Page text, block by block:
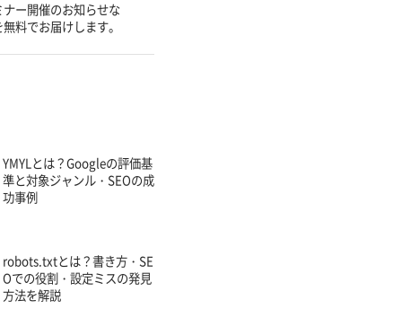
ー開催のお知らせな
料でお届けします。
YMYLとは？Googleの評価基
準と対象ジャンル・SEOの成
功事例
robots.txtとは？書き方・SE
Oでの役割・設定ミスの発見
方法を解説